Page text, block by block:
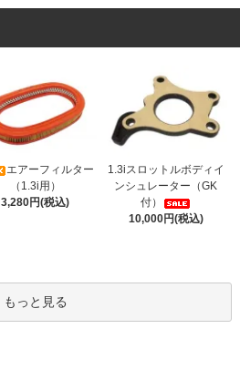
エアーフィルター
（1.3i用）
3,280円(税込)
1.3iスロットルボディイ
ンシュレーター（GK
付）
10,000円(税込)
もっと見る